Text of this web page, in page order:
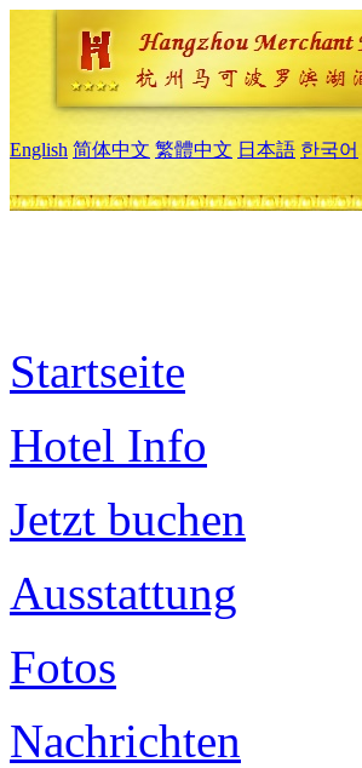
English 简体中文 繁體中文 日本語 한국어
Startseite
Hotel Info
Jetzt buchen
Ausstattung
Fotos
Nachrichten